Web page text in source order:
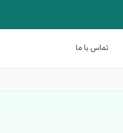
تماس با ما